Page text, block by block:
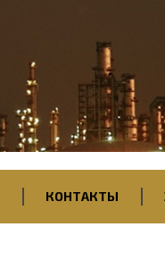
КОНТАКТЫ